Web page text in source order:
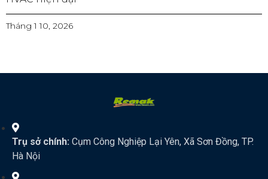
Tháng 1 10, 2026
Trụ sở chính: Cụm Công Nghiệp Lại Yên, Xã Sơn Đồng, TP.
Hà Nội